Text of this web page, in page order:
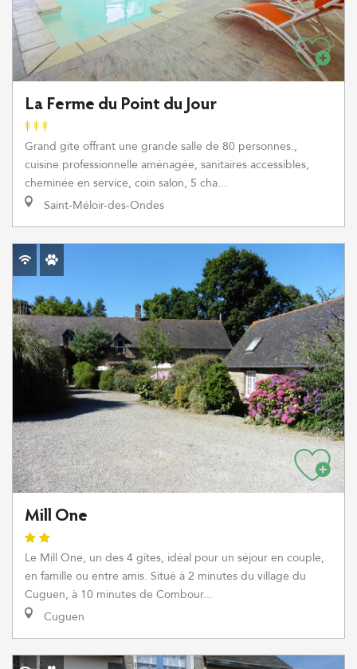
La Ferme du Point du Jour
Grand gite offrant une grande salle de 80 personnes.,
cuisine professionnelle aménagée, sanitaires accessibles,
cheminée en service, coin salon, 5 cha...
Saint-Méloir-des-Ondes
Mill One
Le Mill One, un des 4 gîtes, idéal pour un séjour en couple,
en famille ou entre amis. Situé à 2 minutes du village du
Cuguen, à 10 minutes de Combour...
Cuguen